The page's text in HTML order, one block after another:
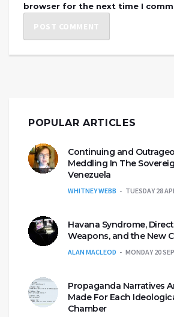
browser for the next time I
POPULAR ARTICLES
Continuing and
Meddling In The
Venezuela
WHITNEY WEBB TUESDAY 28
Havana Syndrome,
Weapons, and the New
ALAN MACLEOD MONDAY 20
Propaganda Narratives
Made For Each
Chamber